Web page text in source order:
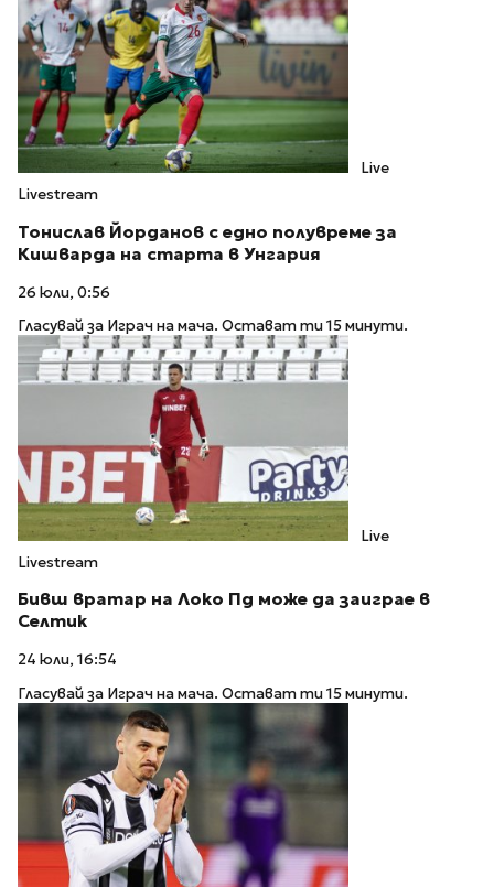
Live
Livestream
Тонислав Йорданов с едно полувреме за
Кишварда на старта в Унгария
26 юли, 0:56
Гласувай за Играч на мача. Остават ти 15 минути.
Live
Livestream
Бивш вратар на Локо Пд може да заиграе в
Селтик
24 юли, 16:54
Гласувай за Играч на мача. Остават ти 15 минути.